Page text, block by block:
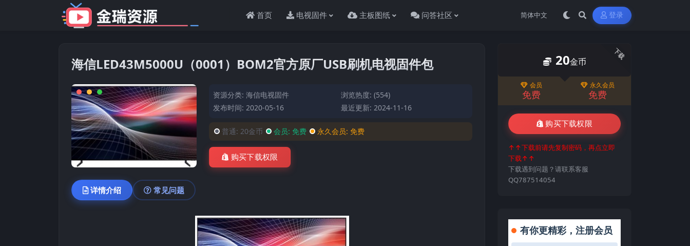
首页 电视固件 主板图纸 问答社区 登录
海信LED43M5000U（0001）BOM2官方原厂USB刷机电视固件包
资源分类:海信电视固件
浏览热度: (554)
发布时间: 2020-05-16
最近更新: 2024-11-16
普通: 20金币 会员: 免费 永久会员:免费
购买下载权限
详情介绍 常见问题
下载
20金币
会员
免费
永久会员
免费
购买下载权限
↑↑下载前请先复制密码，再点立即
下载↑↑
下载遇到问题？请联系客服
QQ787514054
有你更精彩，注册会员